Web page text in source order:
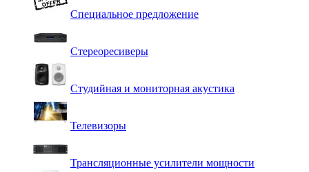
Специальное предложение
Стереоресиверы
Студийная и мониторная акустика
Телевизоры
Трансляционные усилители мощности